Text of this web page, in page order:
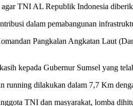
TNI AL Republik Indonesia
dalam pemabangunan
Pangkalan Angkatan Laut
kepada Gubernur Sumsel yang
running dilakukan dalam 7,7 Km
TNI dan masyarakat, lomba